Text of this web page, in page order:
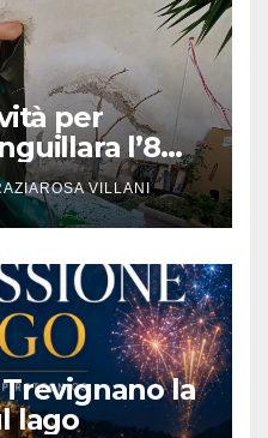
per
l’8
VILLANI
la
lago